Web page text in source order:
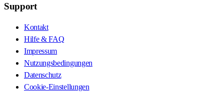
Support
Kontakt
Hilfe & FAQ
Impressum
Nutzungsbedingungen
Datenschutz
Cookie-Einstellungen